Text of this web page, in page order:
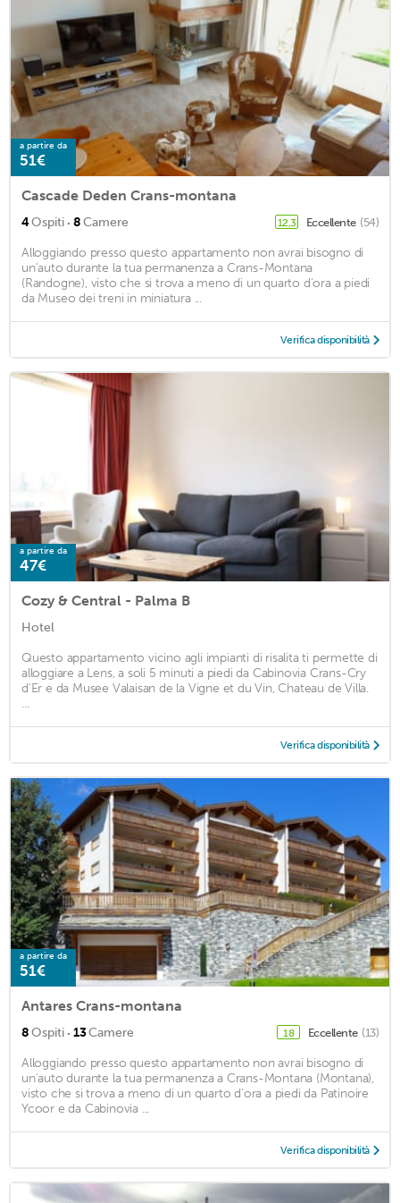
a partire da
51€
Cascade Deden Crans-montana
4Ospiti · 8Camere 12,3 Eccellente (54)
Alloggiando presso questo appartamento non avrai bisogno di
un'auto durante la tua permanenza a Crans-Montana
(Randogne), visto che si trova a meno di un quarto d'ora a piedi
da Museo dei treni in miniatura ...
Verifica disponibilità
a partire da
47€
Cozy & Central - Palma B
Hotel
Questo appartamento vicino agli impianti di risalita ti permette di
alloggiare a Lens, a soli 5 minuti a piedi da Cabinovia Crans-Cry
d'Er e da Musee Valaisan de la Vigne et du Vin, Chateau de Villa.
...
Verifica disponibilità
a partire da
51€
Antares Crans-montana
8Ospiti · 13Camere 18 Eccellente (13)
Alloggiando presso questo appartamento non avrai bisogno di
un'auto durante la tua permanenza a Crans-Montana (Montana),
visto che si trova a meno di un quarto d'ora a piedi da Patinoire
Ycoor e da Cabinovia ...
Verifica disponibilità